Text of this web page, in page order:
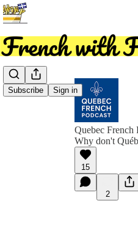
Subscribe Sign in
Quebec French
Why don't
15
2